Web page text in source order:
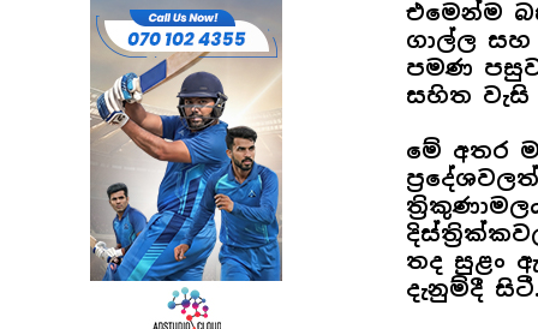
එමෙන්ම
ගාල්ල සහ
පමණ
සහිත
මේ අතර
තද සුළං
දැනුම්දී